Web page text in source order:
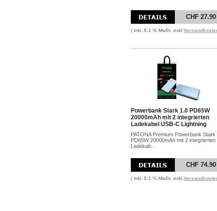
CHF 27.90
( inkl. 8.1 % MwSt. exkl.
Powerbank Stark 1.0 PD65W
20000mAh mit 2 integrierten
Ladekabel USB-C Lightning
PATONA Premium Powerbank Stark
PD65W 20000mAh mit 2 integrierten
Ladekab...
CHF 74.90
( inkl. 8.1 % MwSt. exkl.